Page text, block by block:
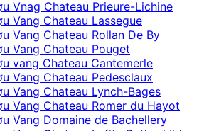
Vnag Chateau Prieure-Lichine
Vang Chateau Lassegue
Vang Chateau Rollan De By
Vang Chateau Pouget
vang Chateau Cantemerle
Vang Chateau Pedesclaux
Vang Chateau Lynch-Bages
Vang Chateau Romer du Hayot
Vang Domaine de Bachellery